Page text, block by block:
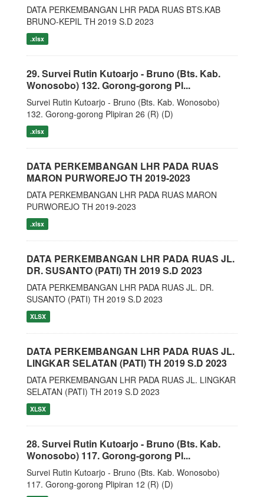
DATA PERKEMBANGAN LHR PADA RUAS BTS.KAB
BRUNO-KEPIL TH 2019 S.D 2023
.xlsx
29. Survei Rutin Kutoarjo - Bruno (Bts. Kab.
Wonosobo) 132. Gorong-gorong Pl...
Survei Rutin Kutoarjo - Bruno (Bts. Kab. Wonosobo)
132. Gorong-gorong Plipiran 26 (R) (D)
.xlsx
DATA PERKEMBANGAN LHR PADA RUAS
MARON PURWOREJO TH 2019-2023
DATA PERKEMBANGAN LHR PADA RUAS MARON
PURWOREJO TH 2019-2023
.xlsx
DATA PERKEMBANGAN LHR PADA RUAS JL.
DR. SUSANTO (PATI) TH 2019 S.D 2023
DATA PERKEMBANGAN LHR PADA RUAS JL. DR.
SUSANTO (PATI) TH 2019 S.D 2023
XLSX
DATA PERKEMBANGAN LHR PADA RUAS JL.
LINGKAR SELATAN (PATI) TH 2019 S.D 2023
DATA PERKEMBANGAN LHR PADA RUAS JL. LINGKAR
SELATAN (PATI) TH 2019 S.D 2023
XLSX
28. Survei Rutin Kutoarjo - Bruno (Bts. Kab.
Wonosobo) 117. Gorong-gorong Pl...
Survei Rutin Kutoarjo - Bruno (Bts. Kab. Wonosobo)
117. Gorong-gorong Plipiran 12 (R) (D)